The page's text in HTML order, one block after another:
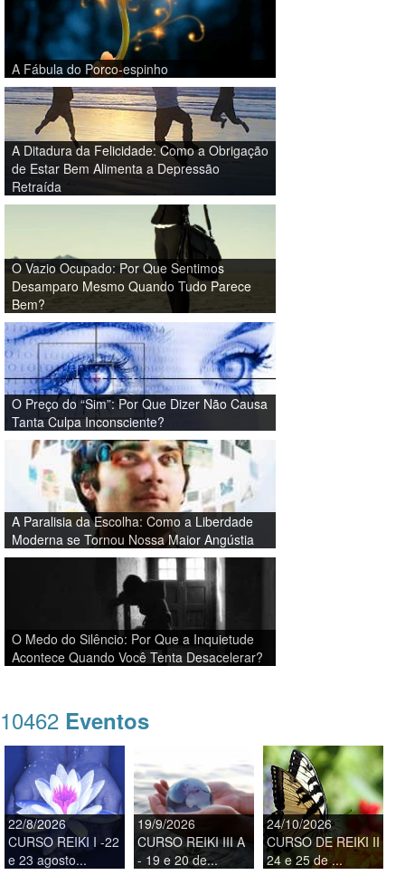
A Fábula do Porco-espinho
A Ditadura da Felicidade: Como a Obrigação
de Estar Bem Alimenta a Depressão
Retraída
O Vazio Ocupado: Por Que Sentimos
Desamparo Mesmo Quando Tudo Parece
Bem?
O Preço do “Sim”: Por Que Dizer Não Causa
Tanta Culpa Inconsciente?
A Paralisia da Escolha: Como a Liberdade
Moderna se Tornou Nossa Maior Angústia
O Medo do Silêncio: Por Que a Inquietude
Acontece Quando Você Tenta Desacelerar?
10462 Eventos
22/8/2026
CURSO REIKI I -22
e 23 agosto...
19/9/2026
CURSO REIKI III A
- 19 e 20 de...
24/10/2026
CURSO DE REIKI II
24 e 25 de ...